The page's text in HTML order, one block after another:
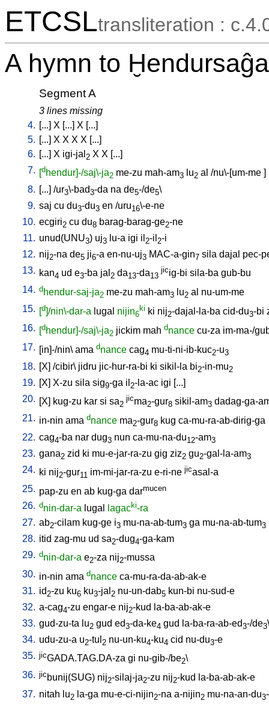
ETCSLtransliteration :
A hymn to
Segment A
3 lines missing
4. [...] X [...] X [...]
5. [...] X X X X [...]
6. [...] X igi-jal 2 X X [...]
7. [dhendur]-/saj\-ja2 me-zu mah-am3 lu2 al /nu\-[um-me ]
8. [...] /ur3\-bad3-da na de5-/de5\
9. saj cu du3-du3 en /uru16\-e-ne
10. ecgiri2 cu du8 barag-barag-ge2-ne
11. unud(UNU3) uj3 lu-a igi il 2-il 2-i
12. nij2-na de5 ji6-a en-nu-uj3 MAC-a-gin7 sila dajal pec-
13. kan4 ud e3-ba jal 2 da13-da13
jicig-bi sila-ba gub-bu
14. dhendur-saj-ja2 me-zu mah-am3 lu2 al nu-um-me
15. [d]/nin\-dar-a lugal nijin6
ki ki nij2-dajal-la-ba cid-du3-bi
16. [dhendur]-/saj\-ja2 jickim mah dnance cu-za im-ma-/
17. [in]-/nin\ ama dnance cag4 mu-ti-ni-ib-kuc2-u3
18. [X] /cibir\ jidru jic-hur-ra-bi ki sikil-la bi2-in-mu2
19. [X] X-zu sila sig9-ga il 2-la-ac igi [...]
20. [X] kug-zu kar si sa2
jicma2-gur8 sikil-am3 dadag-ga-
21. in-nin ama dnance ma2-gur8 kug ca-mu-ra-ab-dirig-ga
22. cag4-ba nar dug3 nun ca-mu-na-du12-am3
23. gana2 zid ki mu-e-jar-ra-zu gig ziz2 gu2-gal-la-am3
24. ki nij2-gur11 im-mi-jar-ra-zu e-ri-ne jicasal-a
25. pap-zu en ab kug-ga darmucen
26. dnin-dar-a lugal lagacki-ra
27. ab2-cilam kug-ge i3 mu-na-ab-tum3 ga mu-na-ab-tum3
28. itid zag-mu ud sa2-dug4-ga-kam
29. dnin-dar-a e2-za nij2-mussa
30. in-nin ama dnance ca-mu-ra-da-ab-ak-e
31. id 2-zu ku6 ku3-jal 2 nu-un-dab5 kun-bi nu-sud-e
32. a-cag4-zu engar-e nij2-kud la-ba-ab-ak-e
33. gud-zu-ta lu2 gud ed3-da-ke4 gud la-ba-ra-ab-ed3-/de3\
34. udu-zu-a u2-tul 2 nu-un-ku4-ku4 cid nu-du3-e
35. jicGADA.TAG.DA-za gi nu-gib-/be2\
36. jic bunij(SUG) nij2-silaj-ja2-zu nij2-kud la-ba-ab-ak-e
37. nitah lu2 la-ga mu-e-ci-nijin2-na a-nijin2 mu-na-an-du3